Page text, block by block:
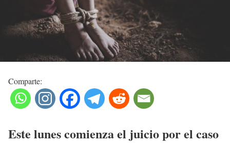
Comparte:
Este lunes comienza el juicio por el caso